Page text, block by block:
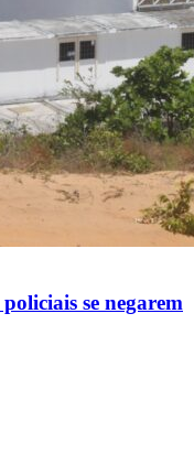
se negarem